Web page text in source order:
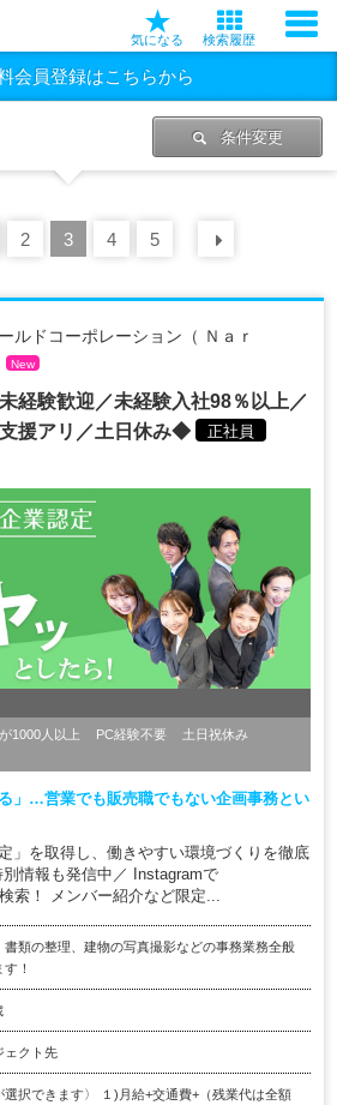
気になる 検索履歴
会員登録はこちらから
条件変更
30
2 3 4 5
ルドコーポレーション（ Ｎａｒ
New
経験歓迎／未経験入社98％以上／
支援アリ／土日休み◆
正社員
1000人以上 PC経験不要
土日祝休み
」…営業でも販売職でもない企画事務とい
」を取得し、働きやすい環境づくりを徹底
情報も発信中／ Instagramで
索！ メンバー紹介など限定...
書類の整理、建物の写真撮影などの事務業務全般
！
ェクト先
選択できます〉 １)月給+交通費+（残業代は全額